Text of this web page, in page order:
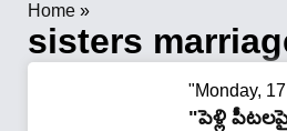
Home »
sisters
"Monday,
"పెళ్లి